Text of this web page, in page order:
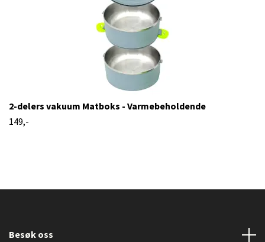
2-delers vakuum Matboks - Varmebeholdende
149,-
Besøk oss